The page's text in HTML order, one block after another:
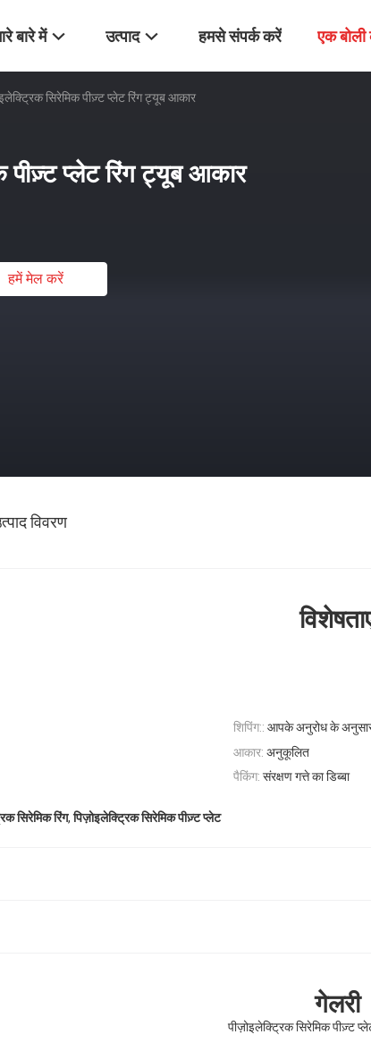
बारे में उत्पाद हमसे संपर्क करें एक
सिरेमिक पीज़्ट प्लेट रिंग ट्यूब आकार
पीज़्ट प्लेट रिंग ट्यूब आकार
हमें मेल करें
विवरण
शिपिंग:: आपके अनुरोध के अनुसार
आकार: अनुकूलित
पैकिंग: संरक्षण गत्ते का डिब्बा
सिरेमिक रिंग,पिज़ोइलेक्ट्रिक सिरेमिक पीज़्ट प्लेट
गेलरी
पीज़ोइलेक्ट्रिक सिरेमिक पीज़्ट